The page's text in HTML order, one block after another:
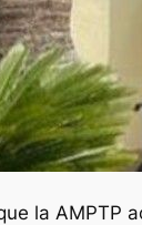
la AMPTP